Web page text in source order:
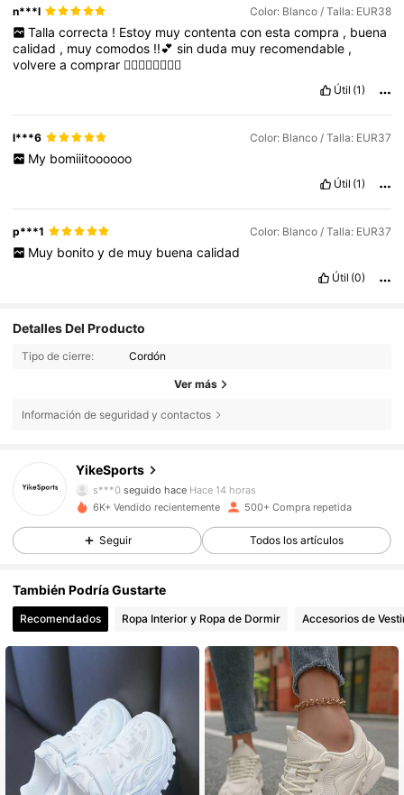
n***l Color: Blanco / Talla: EUR38
Talla correcta ! Estoy muy contenta con esta compra , buena
calidad , muycomodos !!💕sinduda muy recomendable ,
volvereacomprar 👌🏼👌🏼👌🏼👌🏼
Útil (1)
l***6 Color: Blanco / Talla: EUR37
My bomiiitoooooo
Útil (1)
p***1 Color: Blanco / Talla: EUR37
Muy bonito y de muy buena calidad
Útil (0)
Detalles Del Producto
Tipo de cierre: Cordón
Ver más
Información de seguridad y contactos
YikeSports
s***0 seguido hace Hace 14 horas
4,93
1.8K Seguidores
4,93 1.8K Seguidores
4,93 1.8K Seguidores
1.8K Seguidores
4,93 1.8K Seguidores
6K+ Vendido recientemente 500+ Compra repetida
Seguir Todos los artículos
También Podría Gustarte
Recomendados Ropa Interior y Ropa de Dormir Accesorios de